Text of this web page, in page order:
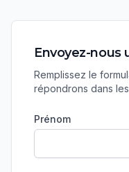
Envoyez-nous
Remplissez le
répondrons dans
Prénom